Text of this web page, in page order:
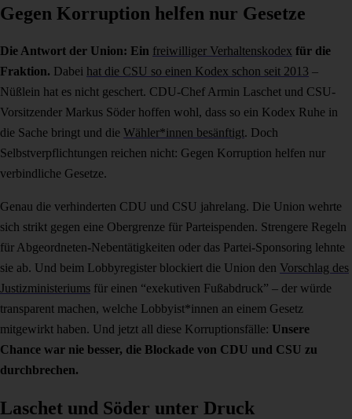
Gegen Korruption helfen nur Gesetze
Die Antwort der Union: Ein freiwilliger Verhaltenskodex für die
Fraktion. Dabei hat die CSU so einen Kodex schon seit 2013 –
Nüßlein hat es nicht geschert. CDU-Chef Armin Laschet und CSU-
Vorsitzender Markus Söder hoffen wohl, dass so ein Kodex Ruhe in
die Sache bringt und die Wähler*innen besänftigt. Doch
Selbstverpflichtungen reichen nicht: Gegen Korruption helfen nur
verbindliche Gesetze.
Genau die verhinderten CDU und CSU jahrelang. Die Union wehrte
sich strikt gegen eine Obergrenze für Parteispenden. Strengere Regeln
für Abgeordneten-Nebentätigkeiten oder das Partei-Sponsoring lehnte
sie ab. Und beim Lobbyregister blockiert die Union den Vorschlag des
Justizministeriums für einen “exekutiven Fußabdruck” – der würde
transparent machen, welche Lobbyist*innen an einem Gesetz
mitgewirkt haben. Und jetzt all diese Korruptionsfälle: Unsere
Chance war nie besser, die Blockade von CDU und CSU zu
durchbrechen.
Laschet und Söder unter Druck